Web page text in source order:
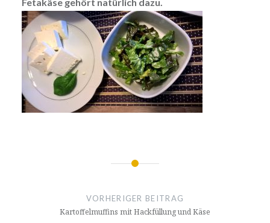
NavigationVORHERIGER BEITRAG
Kartoffelmuffins mit Hackfüllung und Käse